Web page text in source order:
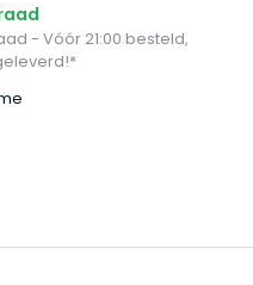
- Vóór 21:00 besteld,